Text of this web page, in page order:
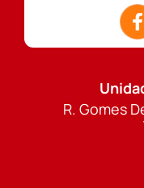
R. Gomes